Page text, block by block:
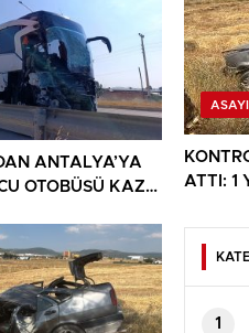
ANTALYA’YA
OTOBÜSÜ KAZA
ATTI: 1
1